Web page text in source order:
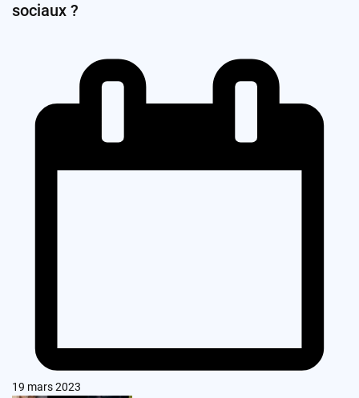
sociaux ?
19 mars 2023